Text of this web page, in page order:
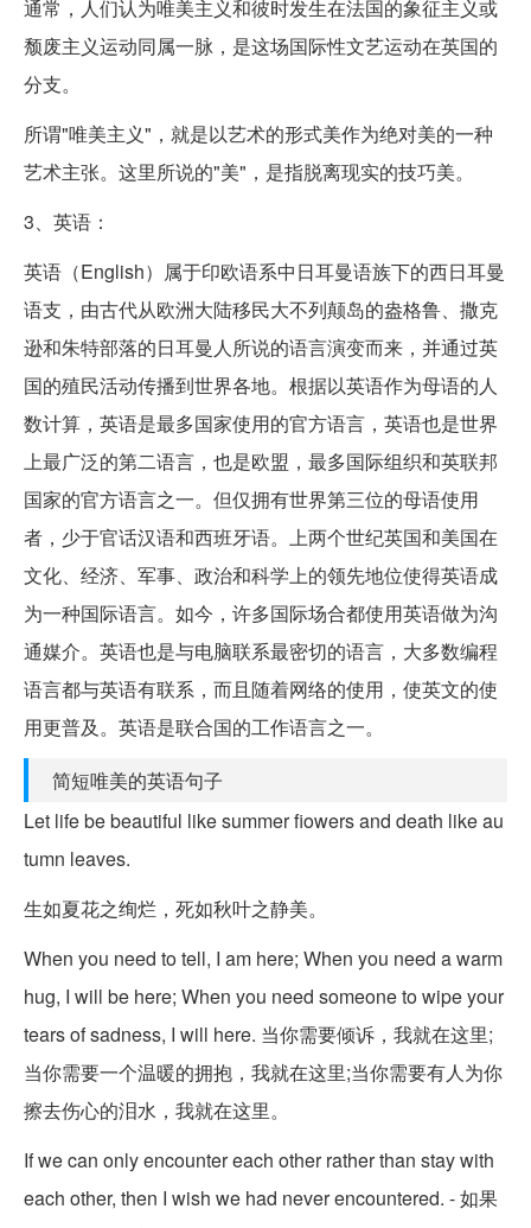
通常，人们认为唯美主义和彼时发生在法国的象征主义或
颓废主义运动同属一脉，是这场国际性文艺运动在英国的
分支。
所谓"唯美主义"，就是以艺术的形式美作为绝对美的一种
艺术主张。这里所说的"美"，是指脱离现实的技巧美。
3、英语：
英语（English）属于印欧语系中日耳曼语族下的西日耳曼
语支，由古代从欧洲大陆移民大不列颠岛的盎格鲁、撒克
逊和朱特部落的日耳曼人所说的语言演变而来，并通过英
国的殖民活动传播到世界各地。根据以英语作为母语的人
数计算，英语是最多国家使用的官方语言，英语也是世界
上最广泛的第二语言，也是欧盟，最多国际组织和英联邦
国家的官方语言之一。但仅拥有世界第三位的母语使用
者，少于官话汉语和西班牙语。上两个世纪英国和美国在
文化、经济、军事、政治和科学上的领先地位使得英语成
为一种国际语言。如今，许多国际场合都使用英语做为沟
通媒介。英语也是与电脑联系最密切的语言，大多数编程
语言都与英语有联系，而且随着网络的使用，使英文的使
用更普及。英语是联合国的工作语言之一。
简短唯美的英语句子
Let life be beautiful like summer fiowers and death like au
tumn leaves.
生如夏花之绚烂，死如秋叶之静美。
When you need to tell, I am here; When you need a warm
hug, I will be here; When you need someone to wipe your
tears of sadness, I will here. 当你需要倾诉，我就在这里;
当你需要一个温暖的拥抱，我就在这里;当你需要有人为你
擦去伤心的泪水，我就在这里。
If we can only encounter each other rather than stay with
each other, then I wish we had never encountered. - 如果